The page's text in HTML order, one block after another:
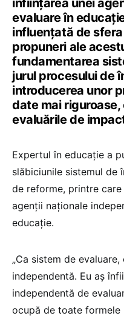
înființarea unei
evaluare în
influențată de
propuneri ale
fundamentarea
jurul procesului de
introducerea unor
date mai
evaluările de
Expertul în educație a
slăbiciunile sistemul de
de reforme, printre
agenții naționale
educație.
„Ca sistem de
independentă. Eu aș
independentă de
ocupă de toate formele